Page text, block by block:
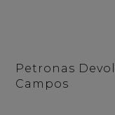
Petronas
Campos